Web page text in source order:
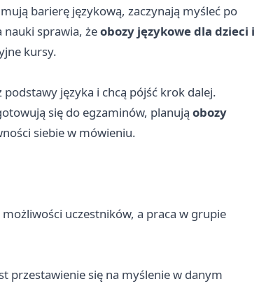
barierę językową, zaczynają myśleć po
nauki sprawia, żeobozy językowe dla dzieci i
kursy.
języka i chcą pójść krok dalej.
się do egzaminów, planują obozy
siebie w mówieniu.
uczestników, a praca w grupie
przestawienie się na myślenie w danym